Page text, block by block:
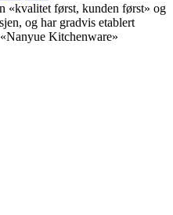
«kvalitet først, kunden først» og
og har gradvis etablert
Kitchenware»